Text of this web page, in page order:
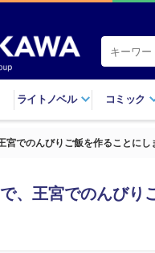
ライトノベル コミック
宮でのんびりご飯を作ることに
、王宮でのんびり